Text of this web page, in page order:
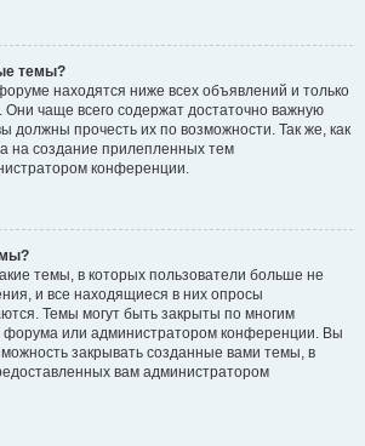
темы?
находятся ниже всех объявлений и только
Они чаще всего содержат достаточно важную
должны прочесть их по возможности. Так же, как
на создание прилепленных тем
конференции.
темы, в которых пользователи больше не
и все находящиеся в них опросы
Темы могут быть закрыты по многим
или администратором конференции. Вы
закрывать созданные вами темы, в
вам администратором